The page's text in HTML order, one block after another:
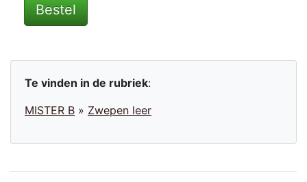
Bestel
Te vinden in de rubriek:
MISTER B » Zwepen leer